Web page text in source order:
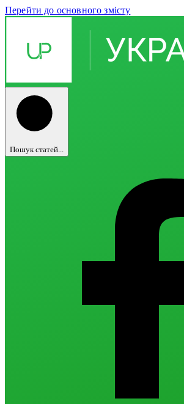
Перейти до основного змісту
Пошук статей...